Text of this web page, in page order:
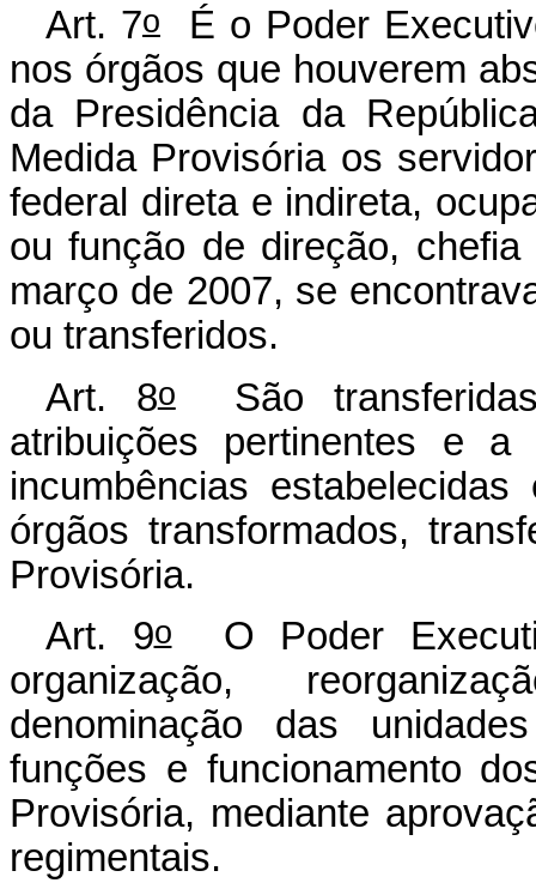
Art. 7o
É o Poder
nos órgãos que houverem
da Presidência da
Medida Provisória os
federal direta e indireta,
ou função de direção,
março de 2007, se
ou transferidos.
Art. 8oSão
atribuições pertinentes e
incumbências
órgãos transformados,
Provisória.
Art. 9oO Poder
organização,
denominação das
funções e funcionamento
Provisória, mediante
regimentais.